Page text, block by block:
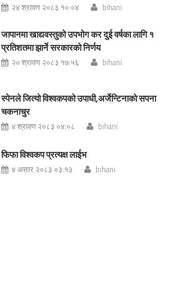
२४ श्रावण २०८३ १०:०४ bihani
जापानमा खाद्यवस्तुको उपभोग कर दुई वर्षका लागि १
प्रतिशतमा झार्ने सरकारको निर्णय
२० श्रावण २०८३ १७:५६ bihani
स्पेनले जित्यो विश्वकपको उपाधी,अर्जेन्टिनाको सपना
चकनाचुर
४ श्रावण २०८३ ०४:०८ bihani
फिफा विश्वकप प्रत्यक्ष लाईभ
४ असार २०८३ ०३:१३ bihani